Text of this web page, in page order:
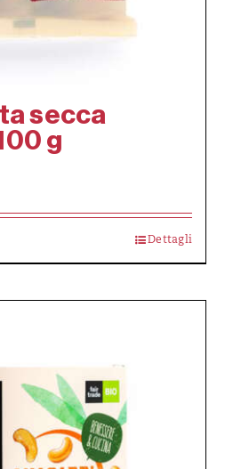
secca
g
Dettagli